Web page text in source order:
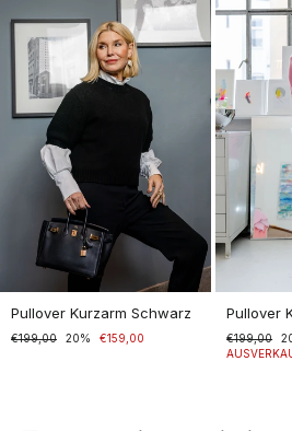
Pullover Kurzarm Schwarz
Normaler
€199,00
Sonderpreis20% €159,00
Pullover
Normaler
Preis
€199,00
Sonderpreis